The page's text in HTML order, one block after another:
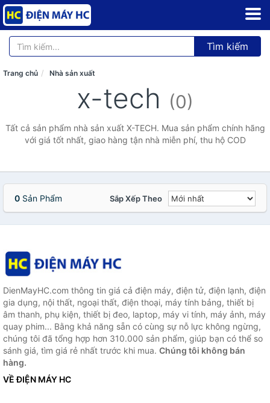
Tìm kiếm
Trang chủ Nhà sản xuất
x-tech (0)
Tất cả sản phẩm nhà sản xuất X-TECH. Mua sản phẩm chính hãng
với giá tốt nhất, giao hàng tận nhà miễn phí, thu hộ COD
0 Sản Phẩm Sắp Xếp Theo
DienMayHC.com thông tin giá cả điện máy, điện tử, điện lạnh, điện
gia dụng, nội thất, ngoại thất, điện thoại, máy tính bảng, thiết bị
âm thanh, phụ kiện, thiết bị đeo, laptop, máy vi tính, máy ảnh, máy
quay phim... Bằng khả năng sẵn có cùng sự nỗ lực không ngừng,
chúng tôi đã tổng hợp hơn 310.000 sản phẩm, giúp bạn có thể so
sánh giá, tìm giá rẻ nhất trước khi mua. Chúng tôi không bán
hàng.
VỀ ĐIỆN MÁY HC